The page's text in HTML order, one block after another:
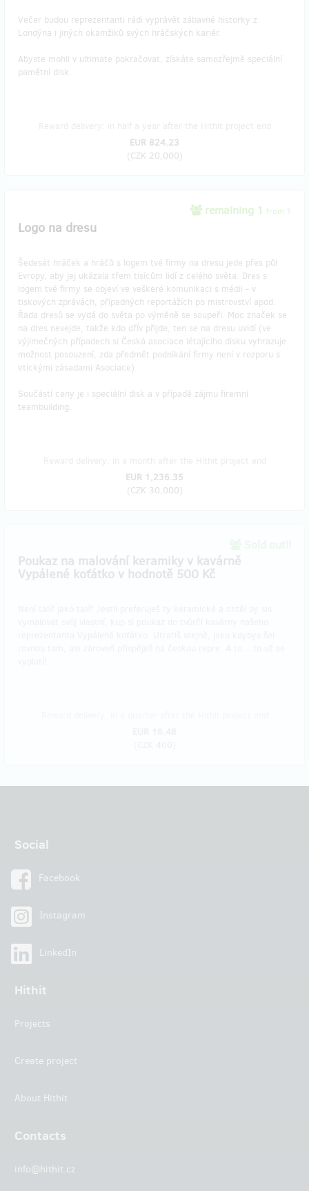
Večer budou reprezentanti rádi vyprávět zábavné historky z
Londýna i jiných okamžiků svých hráčských kariér.
Abyste mohli v ultimate pokračovat, získáte samozřejmě speciální
pamětní disk.
EUR 824.23
(CZK 20,000)
remaining 1 from 1
Logo na dresu
Šedesát hráček a hráčů s logem tvé firmy na dresu jede přes půl
Evropy, aby jej ukázala třem tisícům lidí z celého světa. Dres s
logem tvé firmy se objeví ve veškeré komunikaci s médii - v
tiskových zprávách, případných reportážích po mistrovství apod.
Řada dresů se vydá do světa po výměně se soupeři. Moc značek se
na dres nevejde, takže kdo dřív přijde, ten se na dresu uvidí (ve
výjimečných případech si Česká asociace létajícího disku vyhrazuje
možnost posouzení, zda předmět podnikání firmy není v rozporu s
etickými zásadami Asociace).
Součástí ceny je i speciální disk a v případě zájmu firemní
teambuilding.
EUR 1,236.35
(CZK 30,000)
Poukaz na malování keramiky v kavárně
Vypálené koťátko v hodnotě 500 Kč
Social
Facebook
Instagram
LinkedIn
Hithit
Projects
Create project
About Hithit
Contacts
info@hithit.cz